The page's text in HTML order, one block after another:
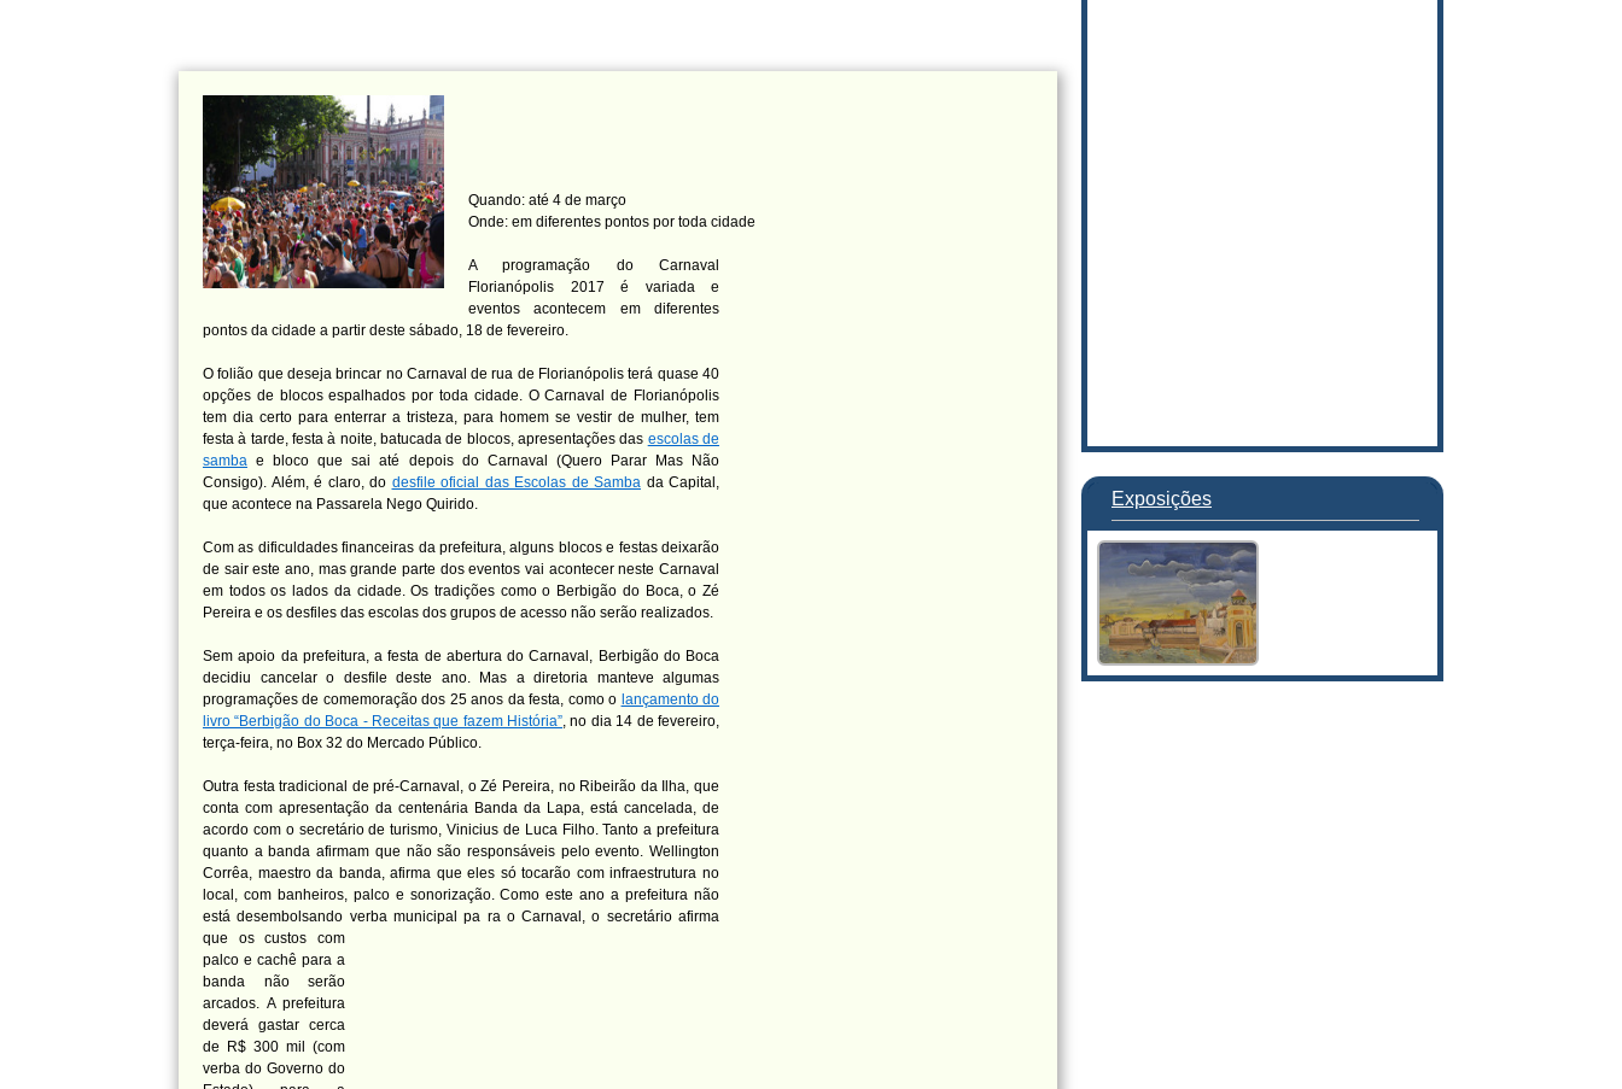
Quando: até 4 de março
Onde: em diferentes pontos por toda cidade
A programação do Carnaval
Florianópolis 2017 é variada e
eventos acontecem em diferentes
pontos da cidade a partir deste sábado, 18 de fevereiro.
O folião que deseja brincar no Carnaval de rua de Florianópolis terá quase 40
opções de blocos espalhados por toda cidade. O Carnaval de Florianópolis
tem dia certo para enterrar a tristeza, para homem se vestir de mulher, tem
festa à tarde, festa à noite, batucada de blocos, apresentações das escolas de
samba e bloco que sai até depois do Carnaval (Quero Parar Mas Não
Consigo). Além, é claro, do desfile oficial das Escolas de Samba da Capital,
que acontece na Passarela Nego Quirido.
Com as dificuldades financeiras da prefeitura, alguns blocos e festas deixarão
de sair este ano, mas grande parte dos eventos vai acontecer neste Carnaval
em todos os lados da cidade. Os tradições como o Berbigão do Boca, o Zé
Pereira e os desfiles das escolas dos grupos de acesso não serão realizados.
Sem apoio da prefeitura, a festa de abertura do Carnaval, Berbigão do Boca
decidiu cancelar o desfile deste ano. Mas a diretoria manteve algumas
programações de comemoração dos 25 anos da festa, como o lançamento do
livro “Berbigão do Boca - Receitas que fazem História”, no dia 14 de fevereiro,
terça-feira, no Box 32 do Mercado Público.
Outra festa tradicional de pré-Carnaval, o Zé Pereira, no Ribeirão da Ilha, que
conta com apresentação da centenária Banda da Lapa, está cancelada, de
acordo com o secretário de turismo, Vinicius de Luca Filho. Tanto a prefeitura
quanto a banda afirmam que não são responsáveis pelo evento. Wellington
Corrêa, maestro da banda, afirma que eles só tocarão com infraestrutura no
local, com banheiros, palco e sonorização. Como este ano a prefeitura não
está desembolsando verba municipal pa ra o Carnaval, o secretário afirma
que os custos com
palco e cachê para a
banda não serão
arcados. A prefeitura
deverá gastar cerca
de R$ 300 mil (com
verba do Governo do
Exposições